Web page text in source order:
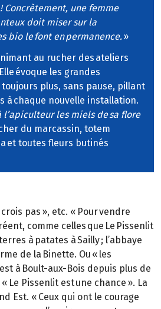
une femme
doit miser sur la
bio le font en permanence.»
au rucher des ateliers
évoque les grandes
plus, sans pause, pillant
à chaque nouvelle installation.
les miels de sa flore
du marcassin, totem
et toutes fleurs butinés
pas », etc. « Pour vendre
comme celles que Le Pissenlit
à patates à Sailly ; l’abbaye
de la Binette. Ou « les
à Boult-aux-Bois depuis plus de
Le Pissenlit est une chance ». La
Est. « Ceux qui ont le courage